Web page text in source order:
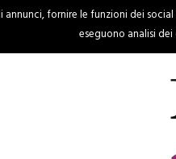
CRONACA
fornire le funzioni dei
eseguono analisi